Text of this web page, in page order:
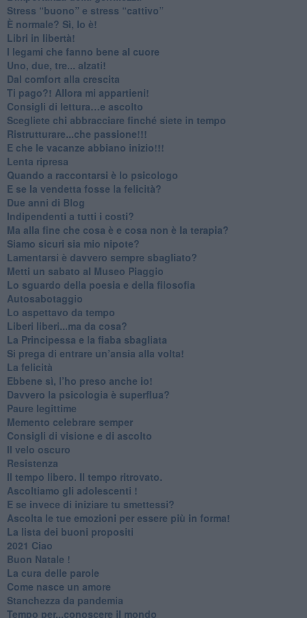
​Stress “buono” e stress “cattivo”
​È normale? Sì, lo è!
​Libri in libertà!
​I legami che fanno bene al cuore
Uno, due, tre... alzati!​
​Dal comfort alla crescita
​Ti pago?! Allora mi appartieni!​
​Consigli di lettura…e ascolto
​Scegliete chi abbracciare finché siete in tempo
​Ristrutturare...che passione!!!
​E che le vacanze abbiano inizio!!!
​Lenta ripresa
​Quando a raccontarsi è lo psicologo
​E se la vendetta fosse la felicità?
​Due anni di Blog
​Indipendenti a tutti i costi?
​Ma alla fine che cosa è e cosa non è la terapia?
​Siamo sicuri sia mio nipote?
​Lamentarsi è davvero sempre sbagliato?
​Metti un sabato al Museo Piaggio
​Lo sguardo della poesia e della filosofia
Autosabotaggio
​Lo aspettavo da tempo
​Liberi liberi...ma da cosa?
​La Principessa e la fiaba sbagliata
Si prega di entrare un’ansia alla volta!
​La felicità
​Ebbene sì, l’ho preso anche io!
​Davvero la psicologia è superflua?
Paure legittime
​Memento celebrare semper
​Consigli di visione e di ascolto
​Il velo oscuro
Resistenza
​Il tempo libero. Il tempo ritrovato.
Ascoltiamo gli adolescenti !
​E se invece di iniziare tu smettessi?
​Ascolta le tue emozioni per essere più in forma!
​La lista dei buoni propositi
2021 Ciao
Buon Natale !
​La cura delle parole
​Come nasce un amore
Stanchezza da pandemia
​Tempo per...conoscere il mondo